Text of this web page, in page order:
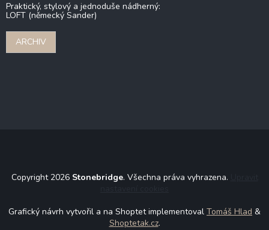
Praktický, stylový a jednoduše nádherný:
LOFT (německý Sander)
ARCHIV
Copyright 2026 Stonebridge. Všechna práva vyhrazena.
Grafický návrh vytvořil a na Shoptet implementoval Tomáš Hlad &
Shoptetak.cz.